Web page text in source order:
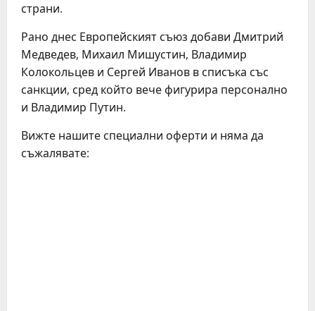
страни.
Рано днес Европейският съюз добави Дмитрий
Медведев, Михаил Мишустин, Владимир
Колокольцев и Сергей Иванов в списъка със
санкции, сред който вече фигурира персонално
и Владимир Путин.
Вижте нашите специални оферти и няма да
съжалявате: